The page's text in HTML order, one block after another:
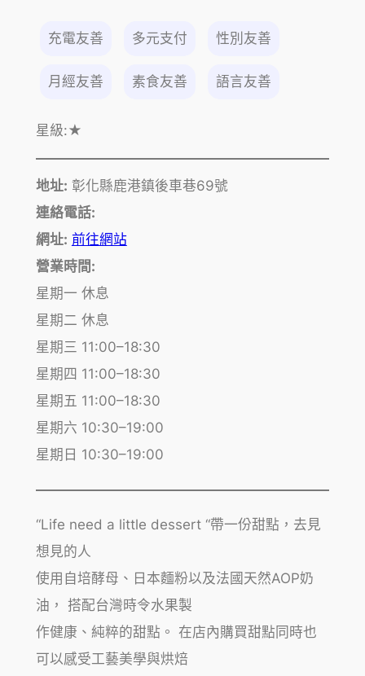
充電友善 多元支付 性別友善
月經友善 素食友善 語言友善
星級:★
地址: 彰化縣鹿港鎮後車巷69號
連絡電話:
網址: 前往網站
營業時間:
星期一 休息
星期二 休息
星期三 11:00–18:30
星期四 11:00–18:30
星期五 11:00–18:30
星期六 10:30–19:00
星期日 10:30–19:00
“Life need a little dessert “帶一份甜點，去見
想見的人
使用自培酵母、日本麵粉以及法國天然AOP奶
油， 搭配台灣時令水果製
作健康、純粹的甜點。 在店內購買甜點同時也
可以感受工藝美學與烘焙